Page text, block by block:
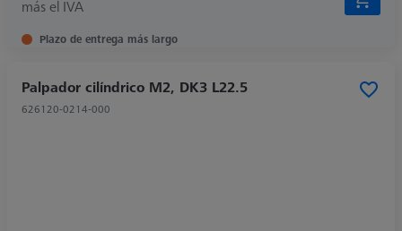
más el IVA
Plazo de entrega más largo
Palpador cilíndrico M2, DK3 L22.5
626120-0214-000